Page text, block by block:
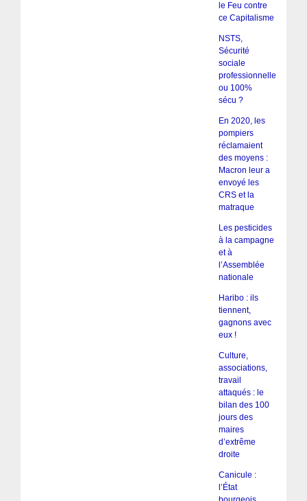
le Feu contre
ce Capitalisme
NSTS,
Sécurité
sociale
professionnelle
ou 100%
sécu ?
En 2020, les
pompiers
réclamaient
des moyens :
Macron leur a
envoyé les
CRS et la
matraque
Les pesticides
à la campagne
et à
l’Assemblée
nationale
Haribo : ils
tiennent,
gagnons avec
eux !
Culture,
associations,
travail
attaqués : le
bilan des 100
jours des
maires
d’extrême
droite
Canicule :
l’État